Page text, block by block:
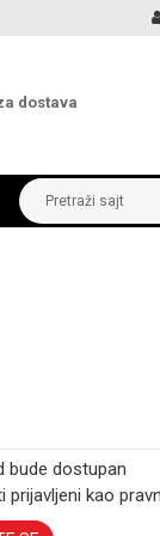
dostava
Pretraži sajt
bude dostupan
prijavljeni kao